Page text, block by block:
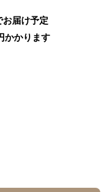
お届け予定
かかります